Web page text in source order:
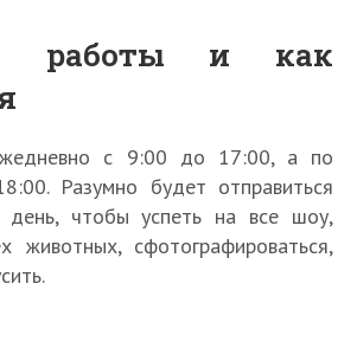
работы и как
с 9:00 до 17:00, а по
Разумно будет отправиться
чтобы успеть на все шоу,
животных, сфотографироваться,